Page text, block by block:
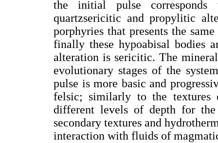
the initial pulse corresponds
quartzsericitic and propylitic
porphyries that presents the
finally these hypoabisal bodies
alteration is sericitic. The
evolutionary stages of the
pulse is more basic and
felsic; similarly to the textures
different levels of depth for
secondary textures and
interaction with fluids of